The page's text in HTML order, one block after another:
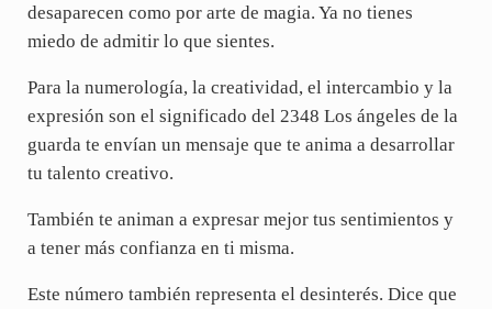
desaparecen como por arte de magia. Ya no tienes
miedo de admitir lo que sientes.
Para la numerología, la creatividad, el intercambio y la
expresión son el significado del 2348 Los ángeles de la
guarda te envían un mensaje que te anima a desarrollar
tu talento creativo.
También te animan a expresar mejor tus sentimientos y
a tener más confianza en ti misma.
Este número también representa el desinterés. Dice que